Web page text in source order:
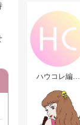
ハウコレ編集